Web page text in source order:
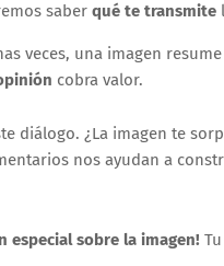
saber qué te transmite
veces, una imagen
cobra valor.
diálogo. ¿La imagen te
nos ayudan a
especial sobre la imagen!